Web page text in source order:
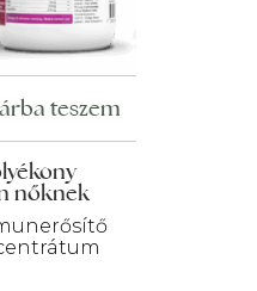
nőknek
teszem